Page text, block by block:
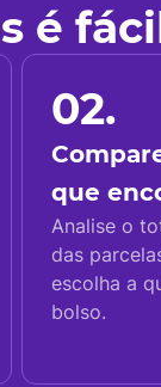
é
02.
que
Analise o
das
escolha a
bolso.